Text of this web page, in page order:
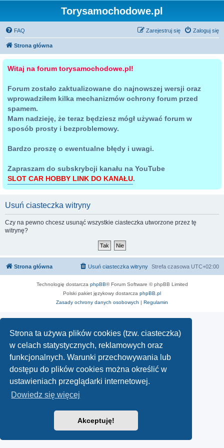
Strona ta używa plików cookies (tzw. ciasteczka)
w celach statystycznych, reklamowych oraz
funkcjonalnych. Warunki przechowywania lub
dostępu do plików cookies można określić w
ustawieniach przeglądarki internetowej.
Dowiedz się więcej
Akceptuję!
Torysamochodowe.pl
FAQ Zaloguj się
Zarejestruj się
Strona główna
Witaj na forum torysamochodowe.pl!
Forum zostało zaktualizowane do najnowszej wersji oraz
wprowadziłem kilka mechanizmów ochrony forum przed
spamem.
Mam nadzieję, że teraz będziesz mógł używać forum w
sposób prosty i bezproblemowy.
Bardzo proszę o ewentualne błędy i uwagi.
Zapraszam do subskrybcji kanału na YouTube
SLOT CAR HOBBY LINK DO KANAŁU.
Usuń ciasteczka witryny
Czy na pewno chcesz usunąć wszystkie ciasteczka utworzone przez tę
witrynę?
Strona główna Strefa czasowa UTC+02:00
Usuń ciasteczka witryny
Technologię dostarcza phpBB® Forum Software © phpBB Limited
Polski pakiet językowy dostarcza phpBB.pl
Zasady ochrony danych osobowych | Regulamin